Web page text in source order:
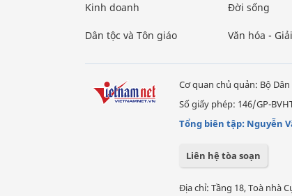
Kinh doanh
Dân tộc và Tôn giáo
Đời sống
Văn hóa -
Cơ quan chủ quản: Bộ
Số giấy phép: 146/GP-
Tổng biên tập: Nguyễn
Liên hệ tòa soạn
Địa chỉ: Tầng 18, Toà nhà